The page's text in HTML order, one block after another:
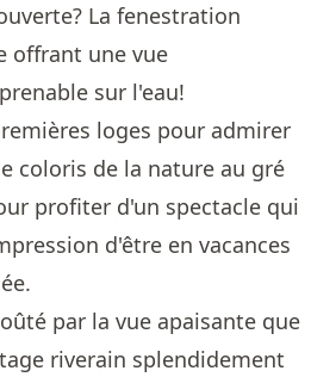
La fenestration
offrant une vue
sur l'eau!
loges pour admirer
coloris de la nature au gré
profiter d'un spectacle qui
d'être en vacances